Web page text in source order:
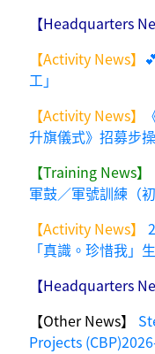
【Headquarters
【Activity News】
工」
【Activity News】
升旗儀式》招募步
【Training News】
軍鼓／軍號訓練（
【Activity News】
「真識。珍惜我」
【Headquarters
【Other News】
Projects